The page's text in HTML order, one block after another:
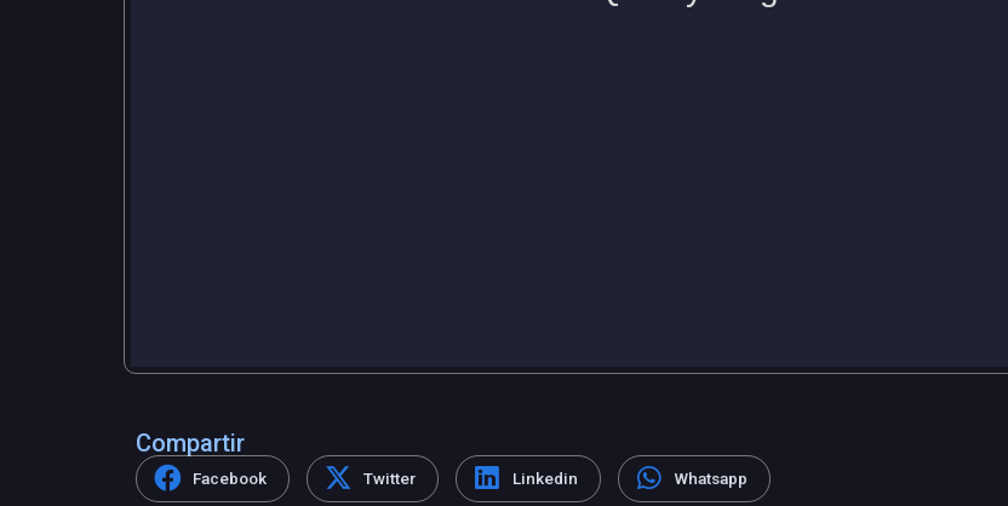
Compartir
Facebook Twitter Linkedin Whatsapp